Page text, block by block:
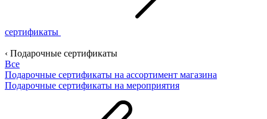
сертификаты
‹ Подарочные сертификаты
Все
Подарочные сертификаты на ассортимент магазина
Подарочные сертификаты на мероприятия